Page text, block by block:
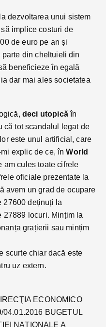
dezvoltarea unui sistem
implice costuri de
de euro pe an și
din cheltuieli din
beneficieze în egală
dar mai ales societatea
deci utopicăîn
că tot scandalul legat de
este unul artificial, care
mi explic de ce, înWorld
am cules toate cifrele
oficiale prezentate la
avem un grad de ocupare
27600 deținuți la
27889 locuri. Mințim la
grațierii sau mințim
scurte chiar dacă este
uz extern.
ECONOMICO
04.01.2016 BUGETUL
NAŢIONALE A